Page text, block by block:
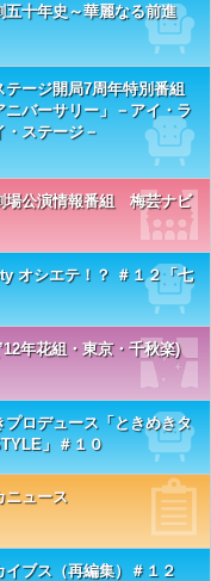
五十年史～華麗なる前進
テージ開局7周年特別番組
ニバーサリー」－アイ・ラ
・ステージ－
場公演情報番組 梅芸ナビ
オシエテ！？ ＃１２「七
年花組・東京・千秋楽)
プロデュース「ときめきタ
」＃１０
ニュース
イブス（再編集）＃１２